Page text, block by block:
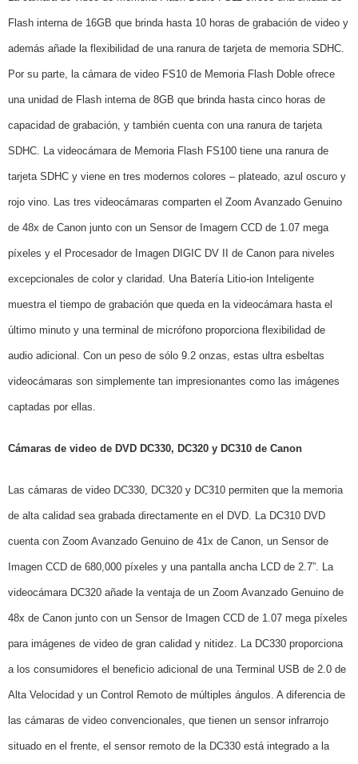
Flash interna de 16GB que brinda hasta 10 horas de grabación de video y
además añade la flexibilidad de una ranura de tarjeta de memoria SDHC.
Por su parte, la cámara de video FS10 de Memoria Flash Doble ofrece
una unidad de Flash interna de 8GB que brinda hasta cinco horas de
capacidad de grabación, y también cuenta con una ranura de tarjeta
SDHC. La videocámara de Memoria Flash FS100 tiene una ranura de
tarjeta SDHC y viene en tres modernos colores – plateado, azul oscuro y
rojo vino. Las tres videocámaras comparten el Zoom Avanzado Genuino
de 48x de Canon junto con un Sensor de Imagern CCD de 1.07 mega
píxeles y el Procesador de Imagen DIGIC DV II de Canon para niveles
excepcionales de color y claridad. Una Batería Litio-ion Inteligente
muestra el tiempo de grabación que queda en la videocámara hasta el
último minuto y una terminal de micrófono proporciona flexibilidad de
audio adicional. Con un peso de sólo 9.2 onzas, estas ultra esbeltas
videocámaras son simplemente tan impresionantes como las imágenes
captadas por ellas.
Cámaras de video de DVD DC330, DC320 y DC310 de Canon
Las cámaras de video DC330, DC320 y DC310 permiten que la memoria
de alta calidad sea grabada directamente en el DVD. La DC310 DVD
cuenta con Zoom Avanzado Genuino de 41x de Canon, un Sensor de
Imagen CCD de 680,000 píxeles y una pantalla ancha LCD de 2.7”. La
videocámara DC320 añade la ventaja de un Zoom Avanzado Genuino de
48x de Canon junto con un Sensor de Imagen CCD de 1.07 mega píxeles
para imágenes de video de gran calidad y nitidez. La DC330 proporciona
a los consumidores el beneficio adicional de una Terminal USB de 2.0 de
Alta Velocidad y un Control Remoto de múltiples ángulos. A diferencia de
las cámaras de video convencionales, que tienen un sensor infrarrojo
situado en el frente, el sensor remoto de la DC330 está integrado a la